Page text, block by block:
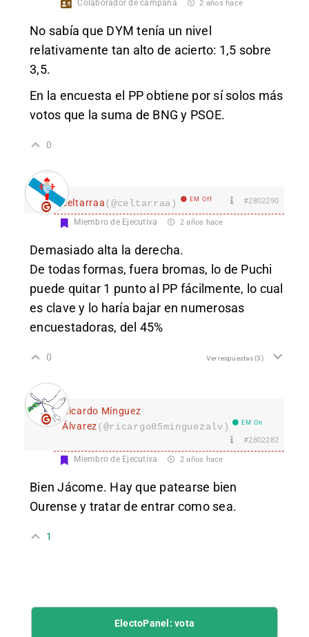
Colaborador de campaña 2 años hace
No sabía que DYM tenía un nivel
relativamente tan alto de acierto: 1,5 sobre
3,5.
En la encuesta el PP obtiene por sí solos más
votos que la suma de BNG y PSOE.
0
celtarraa(@celtarraa) EM Off #2802290
Miembro de Ejecutiva 2 años hace
Demasiado alta la derecha.
De todas formas, fuera bromas, lo de Puchi
puede quitar 1 punto al PP fácilmente, lo cual
es clave y lo haría bajar en numerosas
encuestadoras, del 45%
0 Ver respuestas(3)
Ricardo Mínguez
Álvarez(@ricargo85minguezalv) EM On
#2802282
Miembro de Ejecutiva 2 años hace
Bien Jácome. Hay que patearse bien
Ourense y tratar de entrar como sea.
1
ElectoPanel: vota